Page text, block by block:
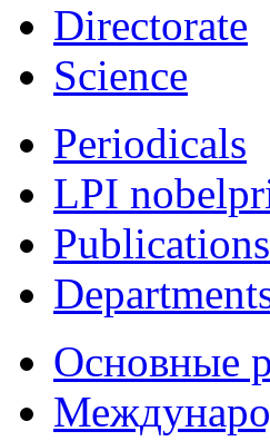
Directorate
Science
Periodicals
LPI
Основные